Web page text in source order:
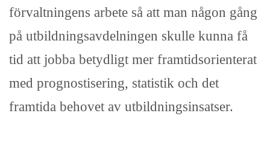
förvaltningens arbete så att man någon gång
på utbildningsavdelningen skulle kunna få
tid att jobba betydligt mer framtidsorienterat
med prognostisering, statistik och det
framtida behovet av utbildningsinsatser.